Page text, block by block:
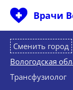
Врачи
Сменить город
Вологодская
Трансфузиолог